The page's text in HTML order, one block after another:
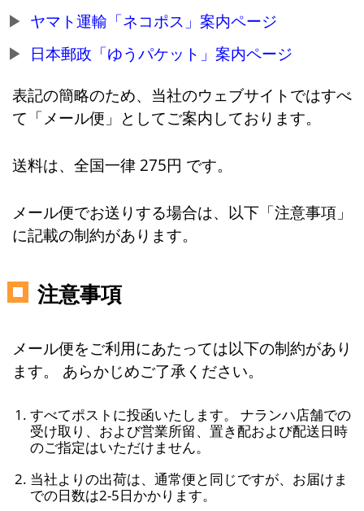
ヤマト運輸「ネコポス」案内ページ
日本郵政「ゆうパケット」案内ページ
表記の簡略のため、当社のウェブサイトではすべ
て「メール便」としてご案内しております。
送料は、全国一律 275円 です。
メール便でお送りする場合は、以下「注意事項」
に記載の制約があります。
注意事項
メール便をご利用にあたっては以下の制約があり
ます。 あらかじめご了承ください。
すべてポストに投函いたします。 ナランハ店舗での
受け取り、および営業所留、置き配および配送日時
のご指定はいただけません。
当社よりの出荷は、通常便と同じですが、お届けま
での日数は2-5日かかります。